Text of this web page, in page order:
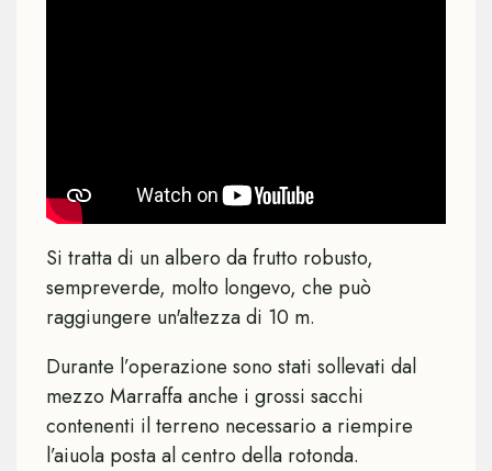
Si tratta di un albero da frutto robusto,
sempreverde, molto longevo, che può
raggiungere un'altezza di 10 m.
Durante l’operazione sono stati sollevati dal
mezzo Marraffa anche i grossi sacchi
contenenti il terreno necessario a riempire
l’aiuola posta al centro della rotonda.